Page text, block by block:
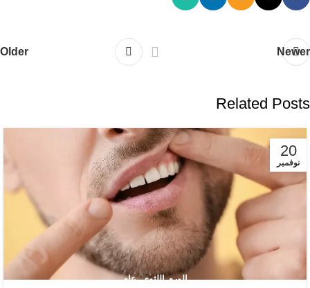
Newer
Older
Related Posts
20
نوفمبر
الورم اللثوي,عام